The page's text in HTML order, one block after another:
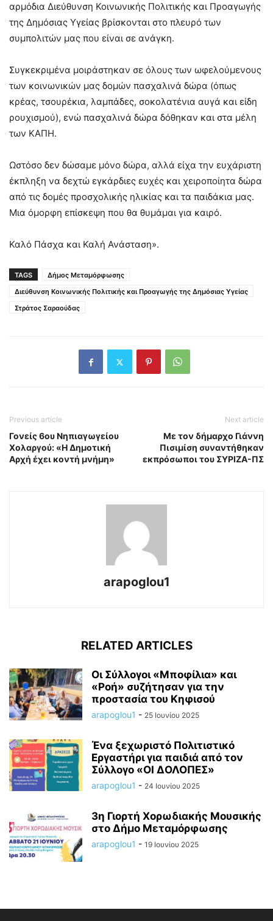
αρμόδια Διεύθυνση Κοινωνικής Πολιτικής και Προαγωγής
της Δημόσιας Υγείας βρίσκονται στο πλευρό των
συμπολιτών μας που είναι σε ανάγκη.
Συγκεκριμένα μοιράστηκαν σε όλους των ωφελούμενους
των κοινωνικών μας δομών πασχαλινά δώρα (όπως
κρέας, τσουρέκια, λαμπάδες, σοκολατένια αυγά και είδη
ρουχισμού), ενώ πασχαλινά δώρα δόθηκαν και στα μέλη
των ΚΑΠΗ.
Ωστόσο δεν δώσαμε μόνο δώρα, αλλά είχα την ευχάριστη
έκπληξη να δεχτώ εγκάρδιες ευχές και χειροποίητα δώρα
από τις δομές προσχολικής ηλικίας και τα παιδάκια μας.
Μια όμορφη επίσκεψη που θα θυμάμαι για καιρό.
Καλό Πάσχα και Καλή Ανάσταση».
TAGS
Δήμος Μεταμόρφωσης
Διεύθυνση Κοινωνικής Πολιτικής και Προαγωγής της Δημόσιας Υγείας
Στράτος Σαραούδας
Previous article
Γονείς 6ου Νηπιαγωγείου
Χολαργού: «Η Δημοτική
Αρχή έχει κοντή μνήμη»
Next article
Με τον δήμαρχο Γιάννη
Πισιμίση συναντήθηκαν
εκπρόσωποι του ΣΥΡΙΖΑ-ΠΣ
arapoglou1
RELATED ARTICLES
Οι Σύλλογοι «Μποφίλια» και
«Ροή» συζήτησαν για την
προστασία του Κηφισού
arapoglou1 - 25 Ιουνίου 2025
Ένα ξεχωριστό Πολιτιστικό
Εργαστήρι για παιδιά από τον
Σύλλογο «ΟΙ ΔΟΛΟΠΕΣ»
arapoglou1 - 24 Ιουνίου 2025
3η Γιορτή Χορωδιακής Μουσικής
στο Δήμο Μεταμόρφωσης
arapoglou1 - 19 Ιουνίου 2025